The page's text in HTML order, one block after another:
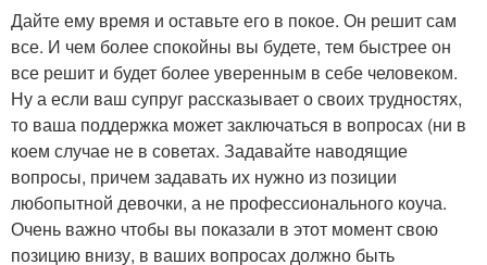
Дайте ему время и оставьте его в покое. Он решит сам
все. И чем более спокойны вы будете, тем быстрее он
все решит и будет более уверенным в себе человеком.
Ну а если ваш супруг рассказывает о своих трудностях,
то ваша поддержка может заключаться в вопросах (ни в
коем случае не в советах. Задавайте наводящие
вопросы, причем задавать их нужно из позиции
любопытной девочки, а не профессионального коуча.
Очень важно чтобы вы показали в этот момент свою
позицию внизу, в ваших вопросах должно быть